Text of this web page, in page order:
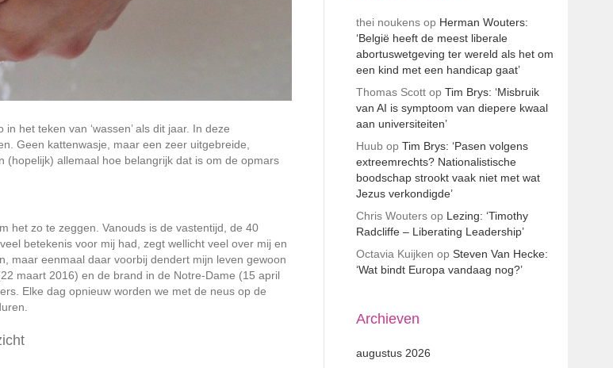
het teken van ‘wassen’ als dit jaar. In deze
Geen kattenwasje, maar een zeer uitgebreide,
(hopelijk) allemaal hoe belangrijk dat is om de opmars
het zo te zeggen. Vanouds is de vastentijd, de 40
betekenis voor mij had, zegt wellicht veel over mij en
maar eenmaal daar voorbij dendert mijn leven gewoon
maart 2016) en de brand in de Notre-Dame (15 april
Elke dag opnieuw worden we met de neus op de
thei noukensop Herman Wouters:
‘België heeft de meest liberale
abortuswetgeving ter wereld als het om
een kind met een handicap gaat’
Thomas Scottop Tim Brys: ‘Misbruik
van AI is symptoom van diepere kwaal
aan universiteiten’
Huubop Tim Brys: ‘Pasen volgens
extreemrechts? Nationalistische
boodschap strookt vaak niet met wat
Jezus verkondigde’
Chris Woutersop Lezing: ‘Timothy
Radcliffe – Liberating Leadership’
Octavia Kuijken op Steven Van Hecke:
‘Wat bindt Europa vandaag nog?’
Archieven
augustus 2026